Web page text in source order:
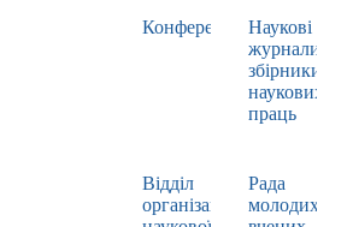
Конференції
Наукові
журнали,
збірники
наукових
праць
Відділ
організації
Рада
молодих